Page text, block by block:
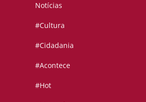
Notícias
#Cultura
#Cidadania
#Acontece
#Hot